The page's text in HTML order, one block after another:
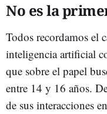
No es la
Todos recordamos el
inteligencia artificial
que sobre el papel
entre 14 y 16 años.
de sus interacciones